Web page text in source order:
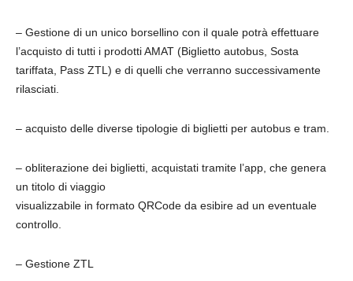
– Gestione di un unico borsellino con il quale potrà effettuare
l’acquisto di tutti i prodotti AMAT (Biglietto autobus, Sosta
tariffata, Pass ZTL) e di quelli che verranno successivamente
rilasciati.
– acquisto delle diverse tipologie di biglietti per autobus e tram.
– obliterazione dei biglietti, acquistati tramite l’app, che genera
un titolo di viaggio
visualizzabile in formato QRCode da esibire ad un eventuale
controllo.
– Gestione ZTL